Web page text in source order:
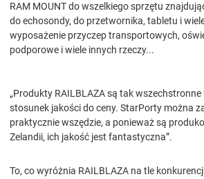
RAM MOUNT do wszelkiego sprzętu
do echosondy, do przetwornika, tabletu i
wyposażenie przyczep transportowych,
podporowe i wiele innych rzeczy...
„Produkty RAILBLAZA są tak
stosunek jakości do ceny. StarPorty można
praktycznie wszędzie, a ponieważ są
Zelandii, ich jakość jest fantastyczna”.
To, co wyróżnia RAILBLAZA na tle